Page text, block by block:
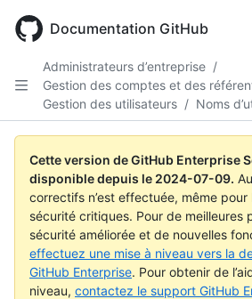
main
Documentation GitHub
Administrateurs d’entreprise /
Gestion des comptes et des
Gestion des utilisateurs / Noms
Cette version de GitHub Enterprise
disponible depuis le 2024-07-09.
correctifs n’est effectuée, même
sécurité critiques. Pour de meilleures
sécurité améliorée et de nouvelles
effectuez une mise à niveau vers la
GitHub Enterprise. Pour obtenir de
niveau, contactez le support GitHub